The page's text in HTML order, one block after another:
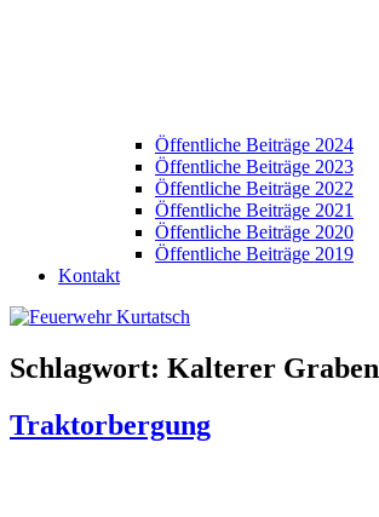
Öffentliche Beiträge 2024
Öffentliche Beiträge 2023
Öffentliche Beiträge 2022
Öffentliche Beiträge 2021
Öffentliche Beiträge 2020
Öffentliche Beiträge 2019
Kontakt
Schlagwort: Kalterer Graben
Traktorbergung